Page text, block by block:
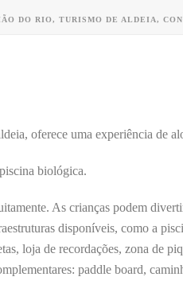
DO RIO, TURISMO DE ALDEIA,
oferece uma experiência de
biológica.
As crianças podem
disponíveis, como a
loja de recordações, zona de
paddle board,